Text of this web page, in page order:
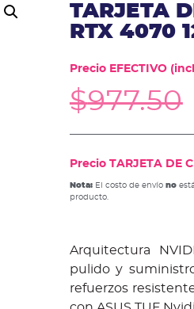
TARJETA
RTX 4070
Precio EFECTIVO
$977.50
Precio TARJETA DE
Nota:El costo de envío no
producto.
Arquitectura
pulido y
refuerzos